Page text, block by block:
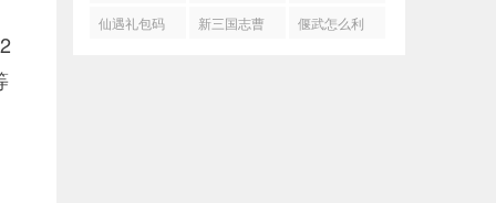
最新一览
界希里用什
兑换码
就攻略
操传飞石御
仙遇礼包码
新三国志曹
偃武怎么利